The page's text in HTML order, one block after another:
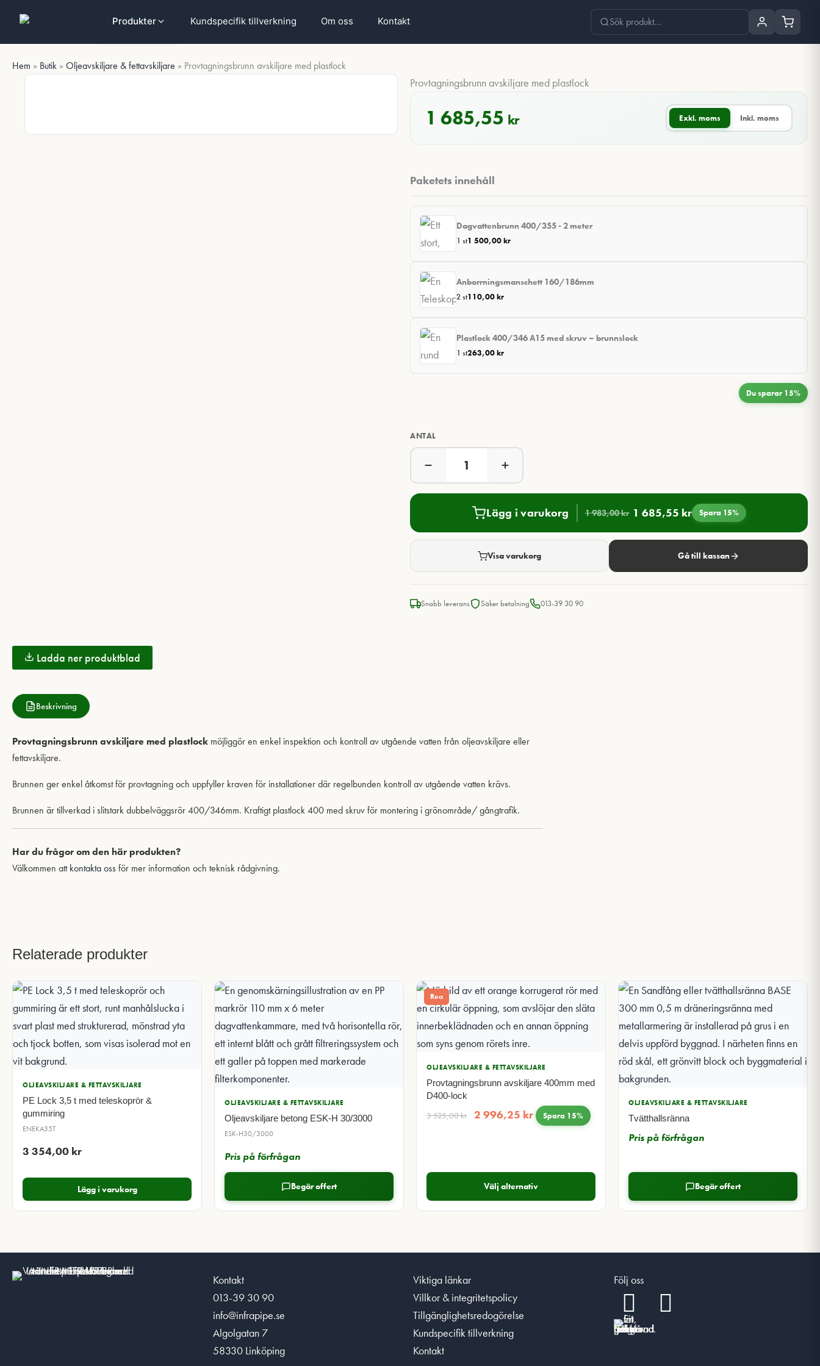
innehåll
Produkter Kundspecifik tillverkning Om oss Kontakt
Hem » Butik » Oljeavskiljare & fettavskiljare » Provtagningsbrunn avskiljare med plastlock
Provtagningsbrunn avskiljare med plastlock
1 685,55 kr Exkl. moms Inkl. moms
Paketets innehåll
Dagvattenbrunn 400/355 - 2 meter
1 st1 500,00kr
Anborrningsmanschett 160/186mm
2 st110,00kr
Plastlock 400/346 A15 med skruv – brunnslock
1 st263,00kr
Du sparar 15%
ANTAL
Lägg i varukorg 1 983,00kr 1 685,55 kr Spara 15%
Visa varukorg Gå till kassan
Snabb leverans Säker betalning 013-39 30 90
Ladda ner produktblad
Beskrivning
Provtagningsbrunn avskiljare med plastlock möjliggör en enkel inspektion och kontroll av utgående vatten från oljeavskiljare eller
fettavskiljare.
Brunnen ger enkel åtkomst för provtagning och uppfyller kraven för installationer där regelbunden kontroll av utgående vatten krävs.
Brunnen är tillverkad i slitstark dubbelväggsrör 400/346mm. Kraftigt plastlock 400 med skruv för montering i grönområde/ gångtrafik.
Har du frågor om den här produkten?
Välkommen attkontakta ossför mer information och teknisk rådgivning.
Relaterade produkter
OLJEAVSKILJARE & FETTAVSKILJARE
PE Lock 3,5 t med teleskoprör &
gummiring
ENEKA35T
3 354,00 kr
Lägg i varukorg
OLJEAVSKILJARE & FETTAVSKILJARE
Oljeavskiljare betong ESK-H 30/3000
ESK-H30/3000
Pris på förfrågan
Begär offert
Rea
OLJEAVSKILJARE & FETTAVSKILJARE
Provtagningsbrunn avskiljare 400mm med
D400-lock
3 525,00kr 2 996,25 kr Spara 15%
Välj alternativ
OLJEAVSKILJARE & FETTAVSKILJARE
Tvätthallsränna
Pris på förfrågan
Begär offert
Kontakt
013-39 30 90
info@infrapipe.se
Algolgatan 7
58330 Linköping
Viktiga länkar
Villkor & integritetspolicy
Tillgänglighetsredogörelse
Kundspecifik tillverkning
Kontakt
Följ oss